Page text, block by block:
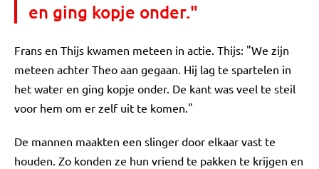
en ging kopje onder."
Frans en Thijs kwamen meteen in actie. Thijs: "We zijn
meteen achter Theo aan gegaan. Hij lag te spartelen in
het water en ging kopje onder. De kant was veel te steil
voor hem om er zelf uit te komen."
De mannen maakten een slinger door elkaar vast te
houden. Zo konden ze hun vriend te pakken te krijgen en